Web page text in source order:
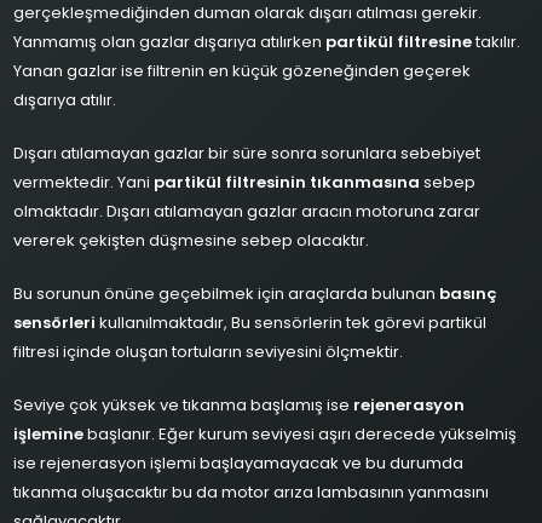
gerçekleşmediğinden duman olarak dışarı atılması gerekir.
Yanmamış olan gazlar dışarıya atılırken partikül filtresinetakılır.
Yanan gazlar ise filtrenin en küçük gözeneğinden geçerek
dışarıya atılır.
Dışarı atılamayan gazlar bir süre sonra sorunlara sebebiyet
vermektedir. Yani partikül filtresinin tıkanmasına sebep
olmaktadır. Dışarı atılamayan gazlar aracın motoruna zarar
vererek çekişten düşmesine sebep olacaktır.
Bu sorunun önüne geçebilmek için araçlarda bulunan basınç
sensörleri kullanılmaktadır, Bu sensörlerin tek görevi partikül
filtresi içinde oluşan tortuların seviyesini ölçmektir.
Seviye çok yüksek ve tıkanma başlamış ise rejenerasyon
işleminebaşlanır. Eğer kurum seviyesi aşırı derecede yükselmiş
ise rejenerasyon işlemi başlayamayacak ve bu durumda
tıkanma oluşacaktır bu da motor arıza lambasının yanmasını